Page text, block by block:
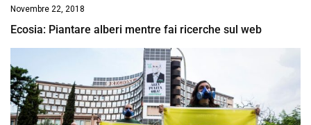
Novembre 22, 2018
Ecosia: Piantare alberi mentre fai ricerche sul web